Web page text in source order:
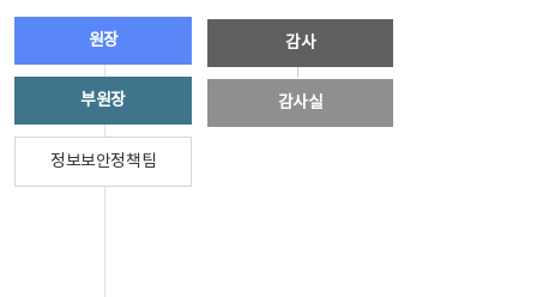
원장
부원장
정보보안정책팀
감사
감사실